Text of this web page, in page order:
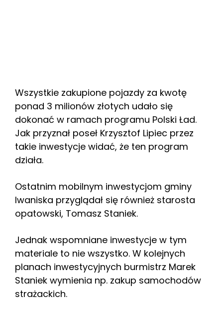
Wszystkie zakupione pojazdy za kwotę
ponad 3 milionów złotych udało się
dokonać w ramach programu Polski Ład.
Jak przyznał poseł Krzysztof Lipiec przez
takie inwestycje widać, że ten program
działa.
Ostatnim mobilnym inwestycjom gminy
Iwaniska przyglądał się również starosta
opatowski, Tomasz Staniek.
Jednak wspomniane inwestycje w tym
materiale to nie wszystko. W kolejnych
planach inwestycyjnych burmistrz Marek
Staniek wymienia np. zakup samochodów
strażackich.